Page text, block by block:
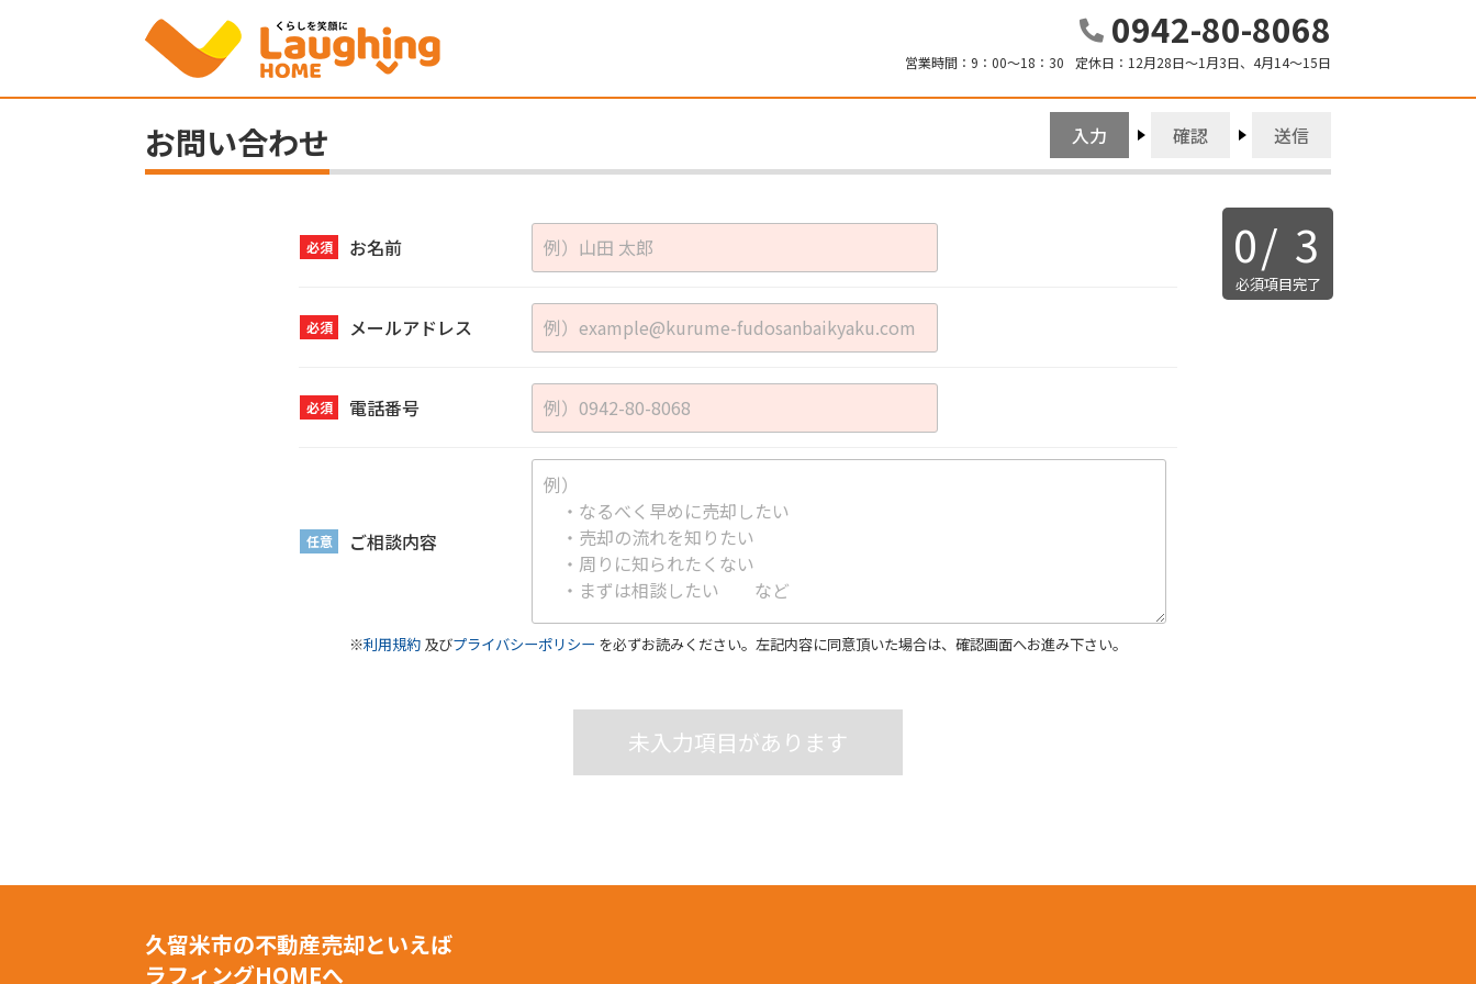
0942-80-8068
営業時間： 9：00～18：30 定休日： 12月28日～1月3日、4月14～15日
お問い合わせ
0/ 3
必須項目完了
入力 確認 送信
必須 お名前
必須 メールアドレス
必須 電話番号
任意 ご相談内容
※利用規約 及びプライバシーポリシー を必ずお読みください。左記内容に同意頂いた場合は、確認画面へお進み下さい。
未入力項目があります
久留米市の不動産売却といえば
ラフィングHOMEへ